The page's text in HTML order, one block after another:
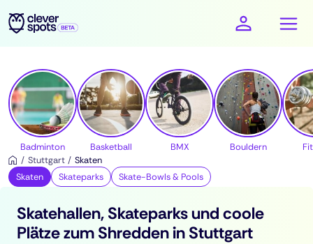
cleverspots - Sport
Badminton Basketball BMX Bouldern
Stuttgart
Skaten
Skaten
Skateparks Skate-Bowls & Pools
Skatehallen, Skateparks und coole
Plätze zum Shredden in Stuttgart